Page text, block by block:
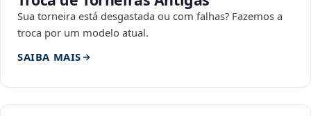
Sua torneira está desgastada ou com falhas? Fazemos a
troca por um modelo atual.
SAIBA MAIS